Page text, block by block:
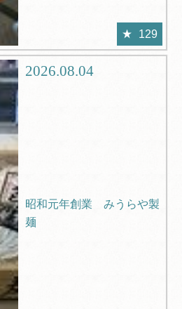
129
2026.08.04
昭和元年創業 みうらや製
麺